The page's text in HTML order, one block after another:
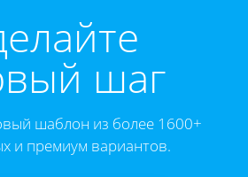
шаг
шаблон из более 1600+
и премиум вариантов.